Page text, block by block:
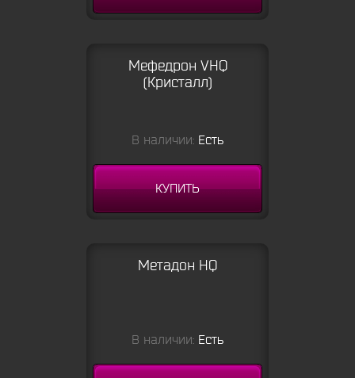
Мефедрон VHQ
(Кристалл)
В наличии: Есть
КУПИТЬ
Метадон HQ
В наличии: Есть